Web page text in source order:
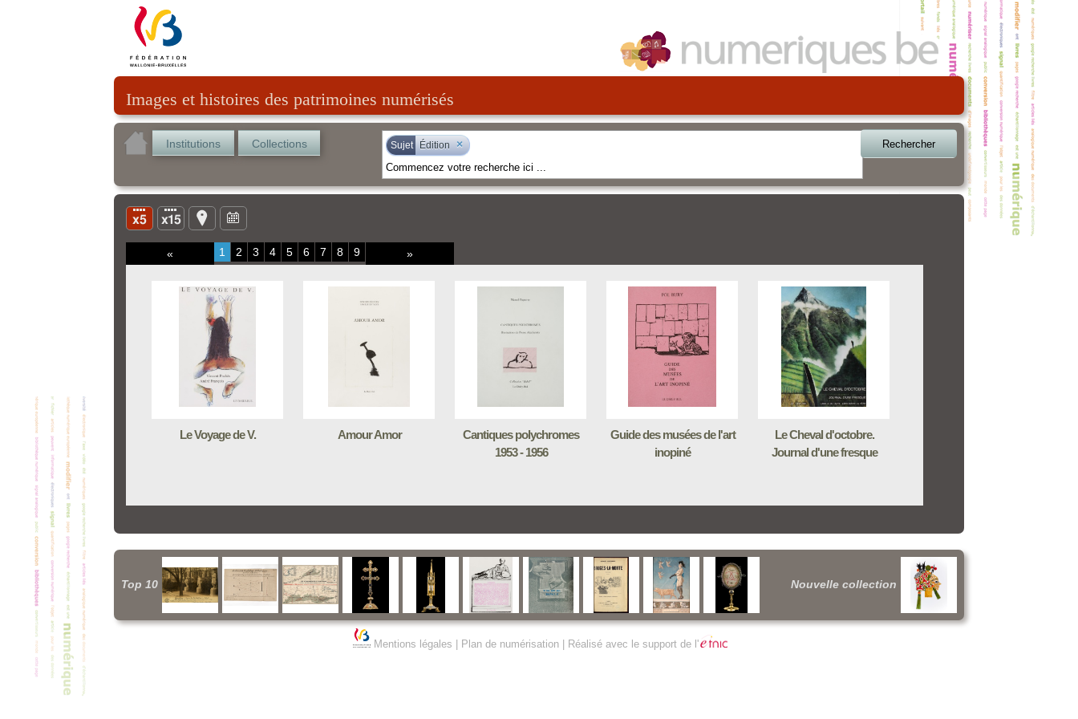
Images et histoires des patrimoines numérisés
Institutions Collections Sujet Édition × Rechercher
« 1 2 3 4 5 6 7 8 9 »
Le Voyage de V. Amour Amor
Cantiques polychromes
1953 - 1956
Guide des musées de l'art
inopiné
Le Cheval d'octobre.
Journal d'une fresque
Top 10 Nouvelle collection
Mentions légales Plan de numérisation| Réalisé avec le support de l'